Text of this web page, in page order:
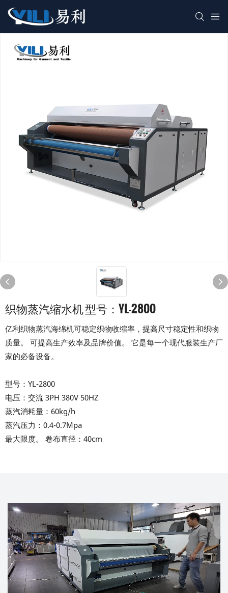
织物蒸汽缩水机 型号：YL-2800
亿利织物蒸汽海绵机可稳定织物收缩率，提高尺寸稳定性和织物
质量。 可提高生产效率及品牌价值。 它是每一个现代服装生产厂
家的必备设备。
型号：YL-2800
电压：交流 3PH 380V 50HZ
蒸汽消耗量：60kg/h
蒸汽压力：0.4-0.7Mpa
最大限度。 卷布直径：40cm